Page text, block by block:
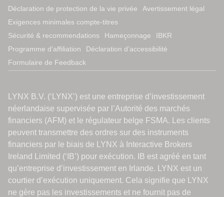
Déclaration de protection de la vie privée
Avertissement légal
Exigences minimales compte-titres
Sécurité & recommendations
Hameçonnage
IBKR
Programme d’affiliation
Déclaration d’accessibilité
Formulaire de Feedback